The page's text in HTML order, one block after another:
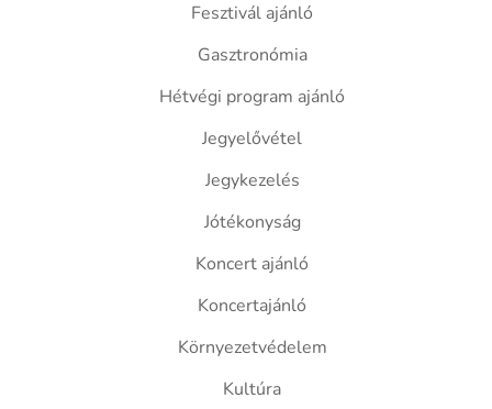
Fesztivál ajánló
Gasztronómia
Hétvégi program ajánló
Jegyelővétel
Jegykezelés
Jótékonyság
Koncert ajánló
Koncertajánló
Környezetvédelem
Kultúra